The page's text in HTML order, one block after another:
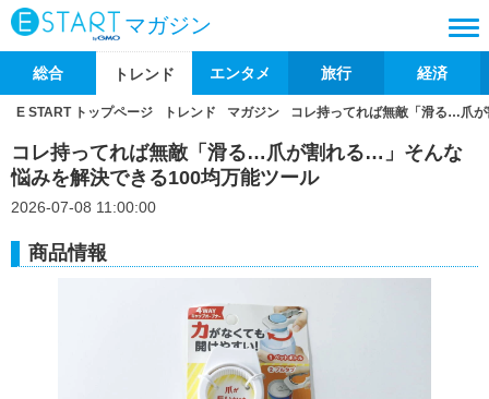
マガジン
総合 トレンド エンタメ 旅行 経済
E START トップページ トレンド マガジン コレ持ってれば無敵「滑る…爪
コレ持ってれば無敵「滑る…爪が割れる…」そんな
悩みを解決できる100均万能ツール
2026-07-08 11:00:00
商品情報